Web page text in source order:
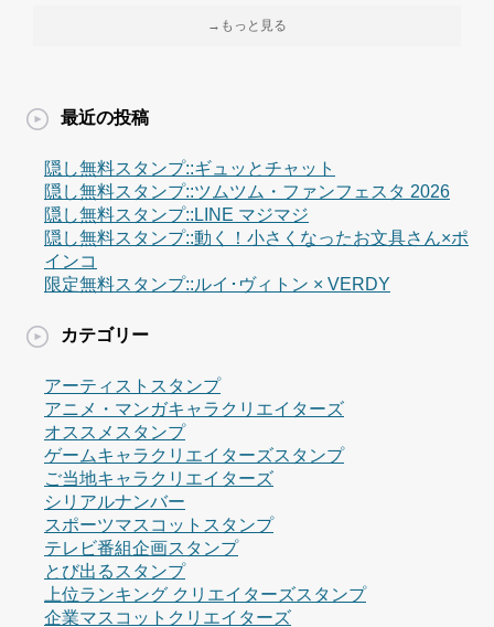
→もっと見る
最近の投稿
隠し無料スタンプ::ギュッとチャット
隠し無料スタンプ::ツムツム・ファンフェスタ 2026
隠し無料スタンプ::LINE マジマジ
隠し無料スタンプ::動く！小さくなったお文具さん×ポ
インコ
限定無料スタンプ::ルイ･ヴィトン × VERDY
カテゴリー
アーティストスタンプ
アニメ・マンガキャラクリエイターズ
オススメスタンプ
ゲームキャラクリエイターズスタンプ
ご当地キャラクリエイターズ
シリアルナンバー
スポーツマスコットスタンプ
テレビ番組企画スタンプ
とび出るスタンプ
上位ランキング クリエイターズスタンプ
企業マスコットクリエイターズ